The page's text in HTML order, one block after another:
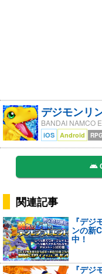
デジモンリ
BANDAI NAMCO
iOS Android RPG
関連記事
『デ
ンの新
中！
『デ